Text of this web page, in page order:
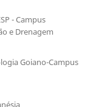
- Campus
e Drenagem
Goiano-Campus